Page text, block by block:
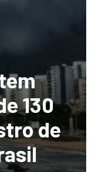
130
de